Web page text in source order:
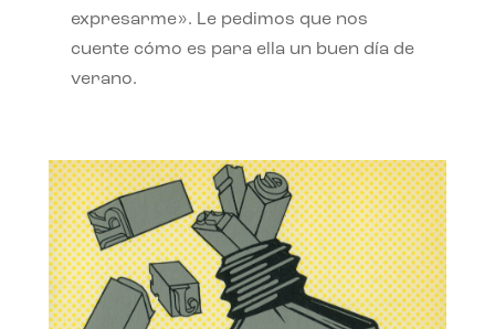
expresarme». Le pedimos que nos
cuente cómo es para ella un buen día de
verano.